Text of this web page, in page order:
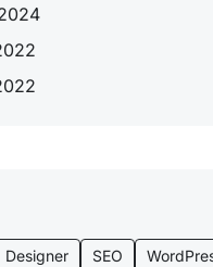
Designer SEO